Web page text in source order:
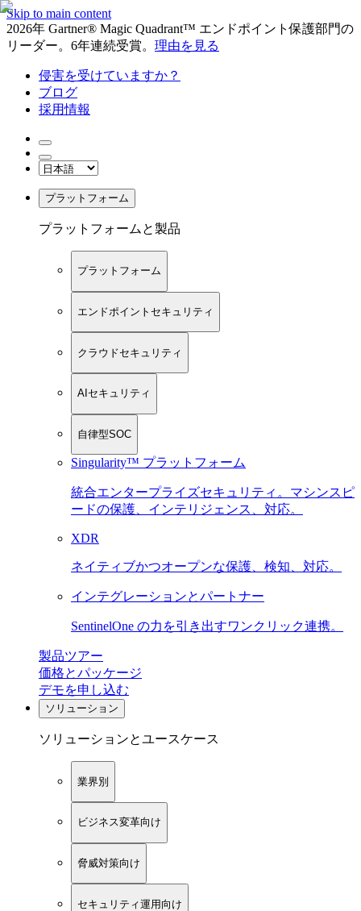
Skip to main content
2026年 Gartner® Magic Quadrant™ エンドポイント保護部門の
リーダー。6年連続受賞。 理由を見る
侵害を受けていますか？
ブログ
採用情報
プラットフォーム
プラットフォームと製品
プラットフォーム
エンドポイントセキュリティ
クラウドセキュリティ
AIセキュリティ
自律型SOC
Singularity™ プラットフォーム
統合エンタープライズセキュリティ。マシンスピ
ードの保護、インテリジェンス、対応。
XDR
ネイティブかつオープンな保護、検知、対応。
インテグレーションとパートナー
SentinelOne の力を引き出すワンクリック連携。
製品ツアー
価格とパッケージ
デモを申し込む
ソリューション
ソリューションとユースケース
業界別
ビジネス変革向け
脅威対策向け
セキュリティ運用向け